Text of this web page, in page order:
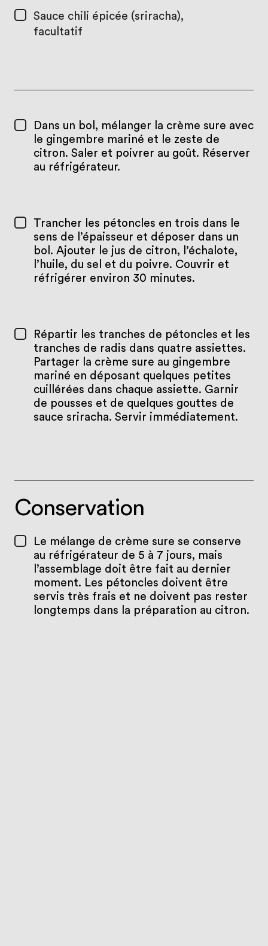
Sauce chili épicée (sriracha),
facultatif
Dans un bol, mélanger la crème sure avec
le gingembre mariné et le zeste de
citron. Saler et poivrer au goût. Réserver
au réfrigérateur.
Trancher les pétoncles en trois dans le
sens de l’épaisseur et déposer dans un
bol. Ajouter le jus de citron, l’échalote,
l’huile, du sel et du poivre. Couvrir et
réfrigérer environ 30 minutes.
Répartir les tranches de pétoncles et les
tranches de radis dans quatre assiettes.
Partager la crème sure au gingembre
mariné en déposant quelques petites
cuillérées dans chaque assiette. Garnir
de pousses et de quelques gouttes de
sauce sriracha. Servir immédiatement.
Conservation
Le mélange de crème sure se conserve
au réfrigérateur de 5 à 7 jours, mais
l’assemblage doit être fait au dernier
moment. Les pétoncles doivent être
servis très frais et ne doivent pas rester
longtemps dans la préparation au citron.